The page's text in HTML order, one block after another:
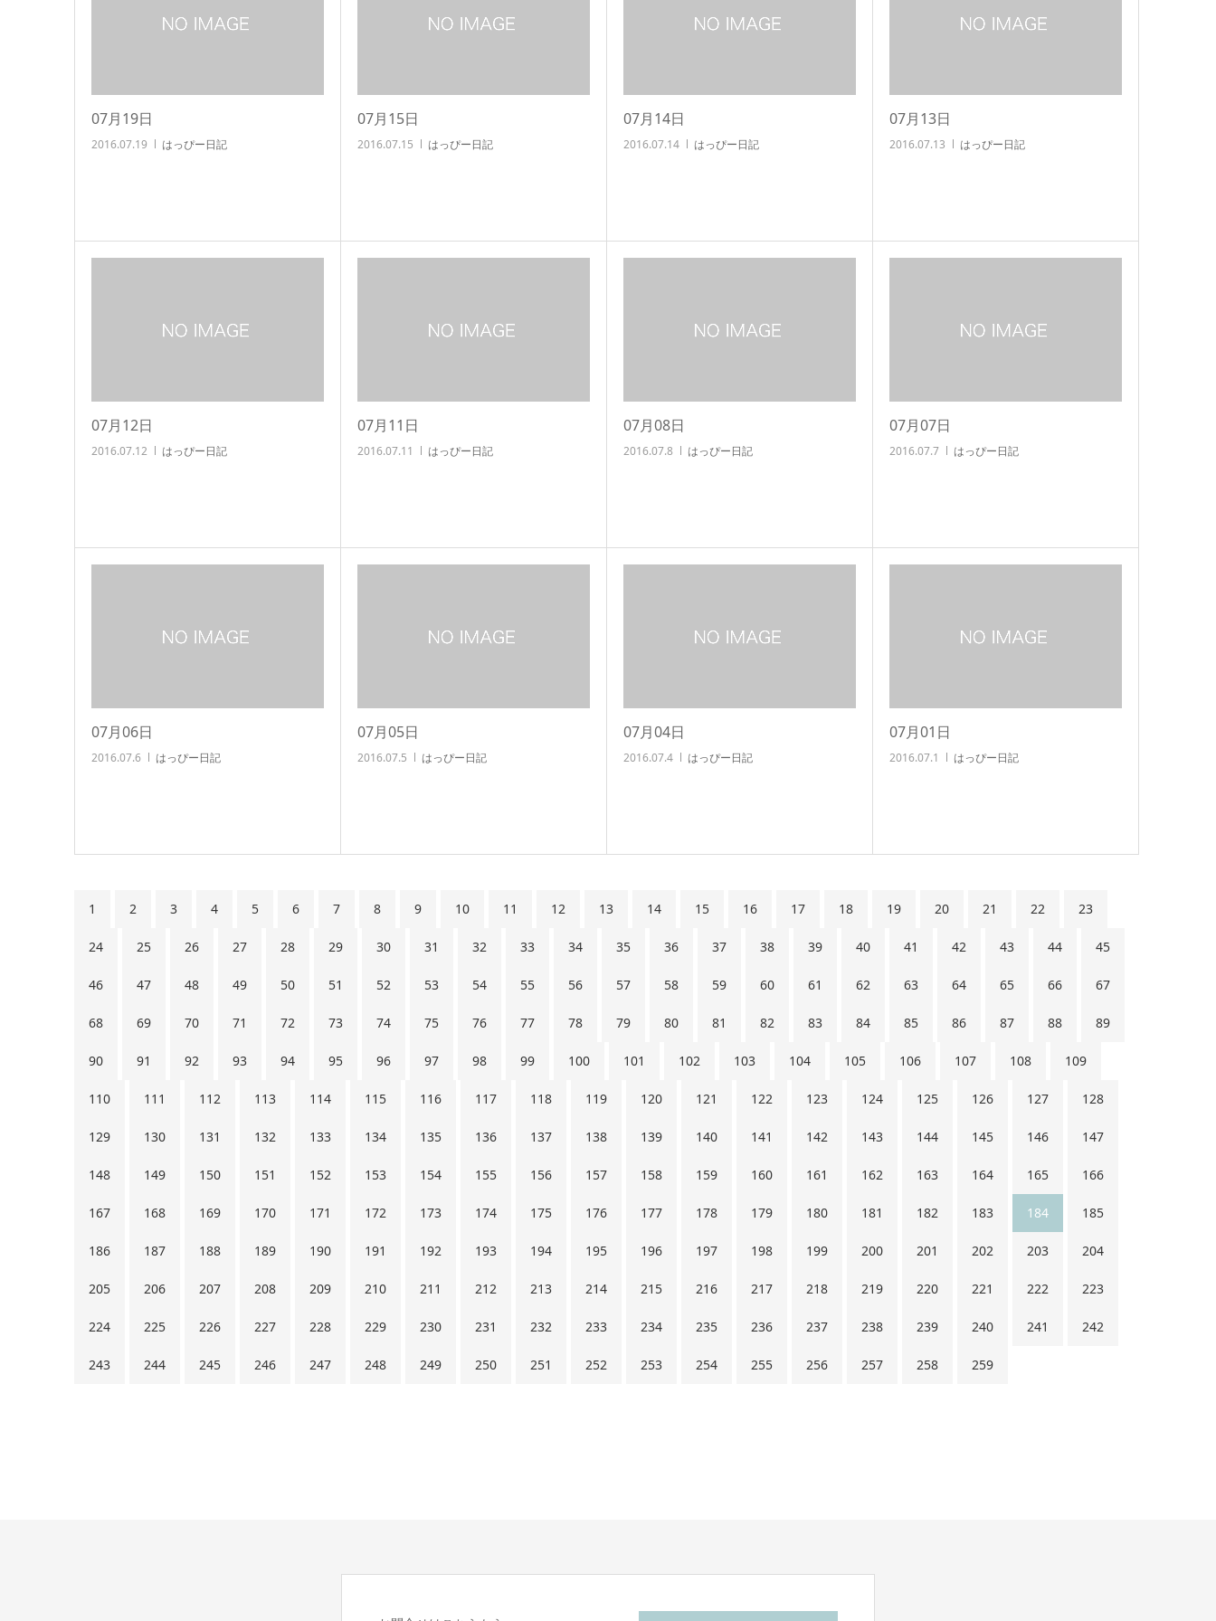
07月19日
2016.07.19 はっぴー日記
07月15日
2016.07.15 はっぴー日記
07月14日
2016.07.14 はっぴー日記
07月13日
2016.07.13 はっぴー日記
07月12日
2016.07.12 はっぴー日記
07月11日
2016.07.11 はっぴー日記
07月08日
2016.07.8 はっぴー日記
07月07日
2016.07.7 はっぴー日記
07月06日
2016.07.6 はっぴー日記
07月05日
2016.07.5 はっぴー日記
07月04日
2016.07.4 はっぴー日記
07月01日
2016.07.1 はっぴー日記
1 2 3 4 5 6 7 8 9 10 11 12 13 14 15 16 17 18 19 20 21 22 23
24 25 26 27 28 29 30 31 32 33 34 35 36 37 38 39 40 41 42 43 44 45
46 47 48 49 50 51 52 53 54 55 56 57 58 59 60 61 62 63 64 65 66 67
68 69 70 71 72 73 74 75 76 77 78 79 80 81 82 83 84 85 86 87 88 89
90 91 92 93 94 95 96 97 98 99 100 101 102 103 104 105 106 107 108 109
110 111 112 113 114 115 116 117 118 119 120 121 122 123 124 125 126 127 128
129 130 131 132 133 134 135 136 137 138 139 140 141 142 143 144 145 146 147
148 149 150 151 152 153 154 155 156 157 158 159 160 161 162 163 164 165 166
167 168 169 170 171 172 173 174 175 176 177 178 179 180 181 182 183 184 185
186 187 188 189 190 191 192 193 194 195 196 197 198 199 200 201 202 203 204
205 206 207 208 209 210 211 212 213 214 215 216 217 218 219 220 221 222 223
224 225 226 227 228 229 230 231 232 233 234 235 236 237 238 239 240 241 242
243 244 245 246 247 248 249 250 251 252 253 254 255 256 257 258 259